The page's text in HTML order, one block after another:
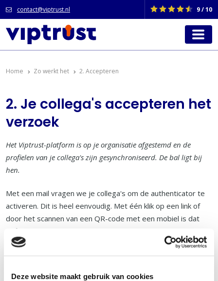
Deze website maakt gebruik van cookies
contact@viptrust.nl 9 / 10
Home Zo werkt het 2. Accepteren
2. Je collega's accepteren het
verzoek
Het Viptrust-platform is op je organisatie afgestemd en de
profielen van je collega's zijn gesynchroniseerd. De bal ligt bij
hen.
Met een mail vragen we je collega's om de authenticator te
activeren. Dit is heel eenvoudig. Met één klik op een link of
door het scannen van een QR-code met een mobiel is dat
gefikst. Je collega's gaan gelijk aan de slag.
Zo werkt het